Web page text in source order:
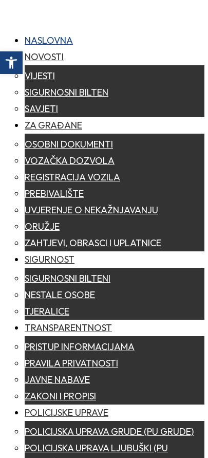
NASLOVNA
NOVOSTI
VIJESTI
SIGURNOSNI BILTEN
SAVJETI
ZA GRAĐANE
OSOBNI DOKUMENTI
VOZAČKA DOZVOLA
REGISTRACIJA VOZILA
PREBIVALIŠTE
UVJERENJE O NEKAŽNJAVANJU
ORUŽJE
ZAHTJEVI, OBRASCI I UPLATNICE
SIGURNOST
SIGURNOSNI BILTENI
NESTALE OSOBE
TJERALICE
TRANSPARENTNOST
PRISTUP INFORMACIJAMA
PRAVILA PRIVATNOSTI
JAVNE NABAVE
ZAKONI I PROPISI
POLICIJSKE UPRAVE
POLICIJSKA UPRAVA GRUDE (PU GRUDE)
POLICIJSKA UPRAVA LJUBUŠKI (PU
Open toolbar